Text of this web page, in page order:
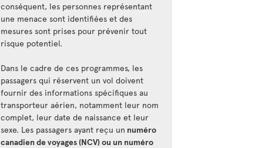
conséquent, les personnes représentant
une menace sont identifiées et des
mesures sont prises pour prévenir tout
risque potentiel.
Dans le cadre de ces programmes, les
passagers qui réservent un vol doivent
fournir des informations spécifiques au
transporteur aérien, notamment leur nom
complet, leur date de naissance et leur
sexe. Les passagers ayant reçu un numéro
canadien de voyages (NCV) ou un numéro